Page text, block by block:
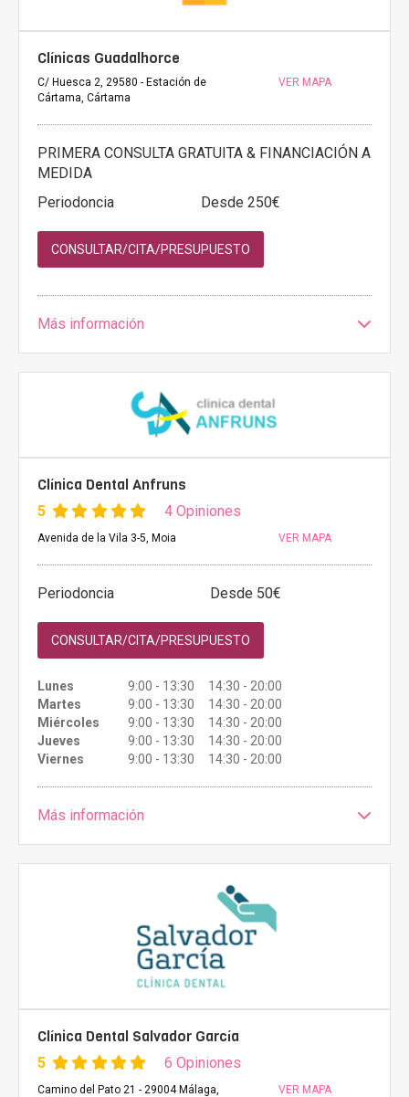
Clínicas Guadalhorce
C/ Huesca 2, 29580 - Estación de
Cártama, Cártama
VER MAPA
PRIMERA CONSULTA GRATUITA & FINANCIACIÓN A
MEDIDA
Periodoncia
Desde 250€
CONSULTAR/CITA/PRESUPUESTO
Más información
Clínica Dental Anfruns
5 4 Opiniones
Avenida de la Vila 3-5, Moia VER MAPA
Periodoncia Desde 50€
CONSULTAR/CITA/PRESUPUESTO
Lunes
9:00 - 13:30 14:30 - 20:00
Martes
9:00 - 13:30 14:30 - 20:00
Miércoles
9:00 - 13:30 14:30 - 20:00
Jueves
9:00 - 13:30 14:30 - 20:00
Viernes
9:00 - 13:30 14:30 - 20:00
Más información
Clínica Dental Salvador García
5 6 Opiniones
Camino del Pato 21 - 29004 Málaga,
VER MAPA